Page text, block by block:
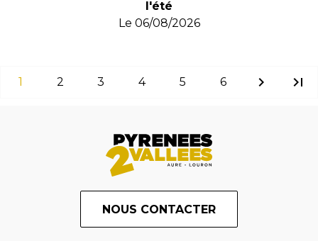
l'été
Le 06/08/2026
1 2 3 4 5 6 chevron_right last_page
NOUS CONTACTER